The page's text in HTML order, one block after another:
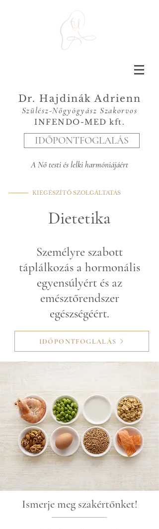
Dr. Hajdinák Adrienn
Szülész-Nőgyógyász Szakorvos
INFENDO-MED kft.
IDŐPONTFOGLALÁS
A Nő testi és lelki harmóniájáért
KIEGÉSZÍTŐ SZOLGÁLTATÁS
Dietetika
Személyre szabott
táplálkozás a hormonális
egyensúlyért és az
emésztőrendszer
egészségéért.
IDŐPONTFOGLALÁS
Ismerje meg szakértőnket!